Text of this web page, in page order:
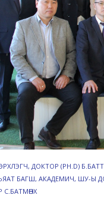
ДОКТОР (PH.D)
БАГШ, АКАДЕМИЧ, ШУ-Ы